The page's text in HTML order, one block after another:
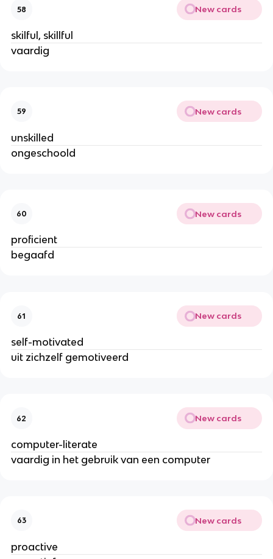
58 New cards
skilful, skillful
vaardig
59 New cards
unskilled
ongeschoold
60 New cards
proficient
begaafd
61 New cards
self-motivated
uit zichzelf gemotiveerd
62 New cards
computer-literate
vaardig in het gebruik van een computer
63 New cards
proactive